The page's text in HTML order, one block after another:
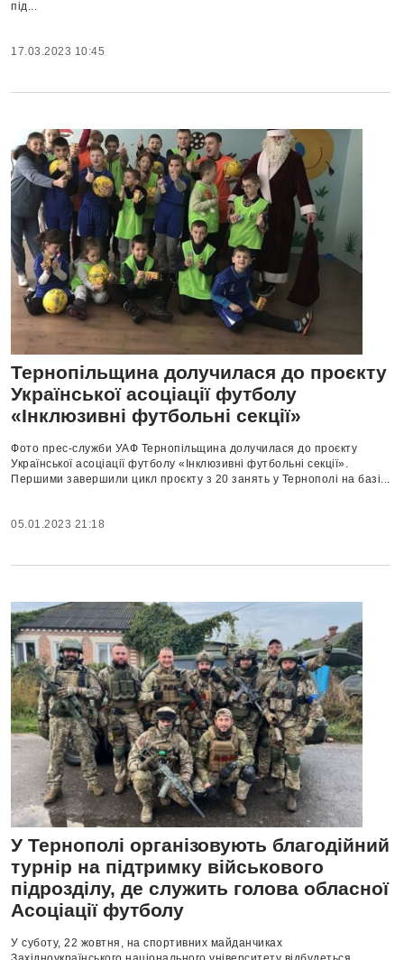
під...
17.03.2023 10:45
Тернопільщина долучилася до проєкту
Української асоціації футболу
«Інклюзивні футбольні секції»
Фото прес-служби УАФ Тернопільщина долучилася до проєкту
Української асоціації футболу «Інклюзивні футбольні секції».
Першими завершили цикл проєкту з 20 занять у Тернополі на базі...
05.01.2023 21:18
У Тернополі організовують благодійний
турнір на підтримку військового
підрозділу, де служить голова обласної
Асоціації футболу
У суботу, 22 жовтня, на спортивних майданчиках